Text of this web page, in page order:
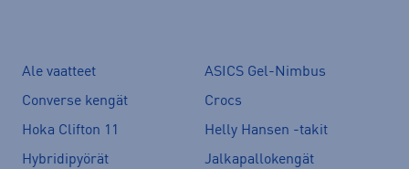
Ale vaatteet
ASICS Gel-Nimbus
Converse kengät
Crocs
Hoka Clifton 11
Helly Hansen -takit
Hybridipyörät
Jalkapallokengät